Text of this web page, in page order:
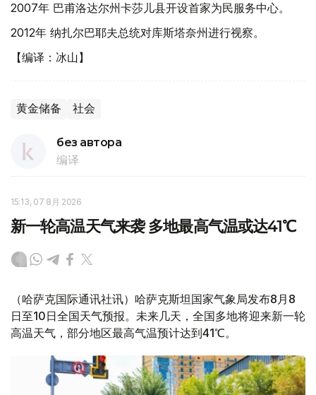
2007年 巴甫洛达尔州卡莎儿县开设首家为民服务中心。
2012年 纳扎尔巴耶夫总统对库斯塔奈州进行视察。
【编译：冰山】
黄金储备 社会
без автора
编译
15:13, 07 8月 2026
新一轮高温天气来袭 多地最高气温或达41℃
（哈萨克国际通讯社讯）哈萨克斯坦国家气象局发布8月8
日至10日全国天气预报。未来几天，全国多地将迎来新一轮
高温天气，部分地区最高气温预计达到41℃。